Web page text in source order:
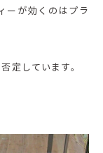
ーが効くのはプラ
定しています。